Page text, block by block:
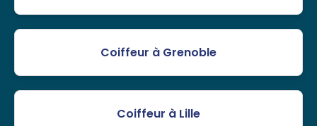
Coiffeur à Grenoble
Coiffeur à Lille